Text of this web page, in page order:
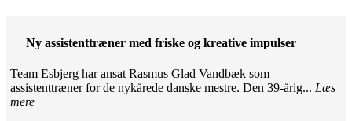
Ny assistenttræner med friske og kreative impulser
Team Esbjerg har ansat Rasmus Glad Vandbæk som
assistenttræner for de nykårede danske mestre. Den 39-årig... Læs
mere